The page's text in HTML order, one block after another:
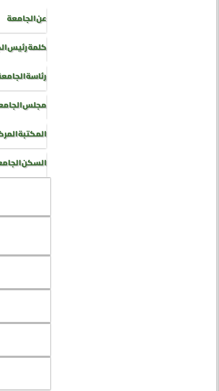
عن الجامعة
كلمة رئيس
رئاسة
مجلس
المكتبة
السكن